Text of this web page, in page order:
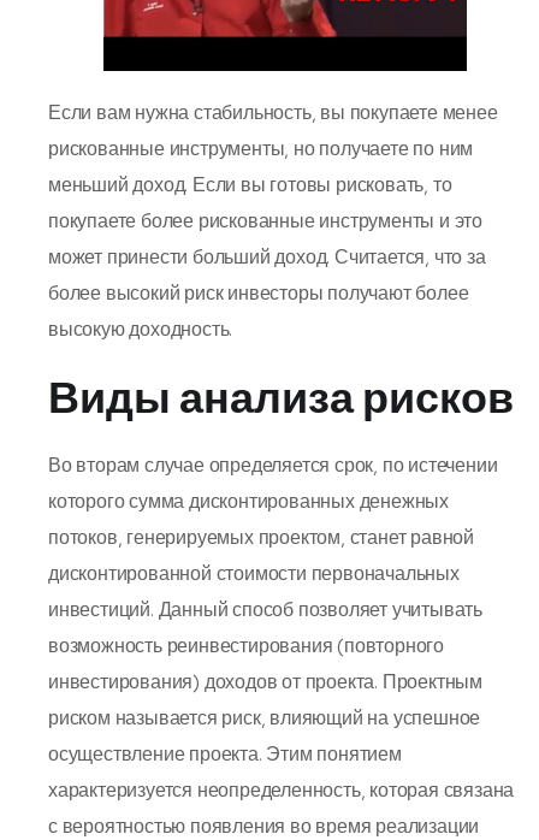
Если вам нужна стабильность, вы покупаете менее
рискованные инструменты, но получаете по ним
меньший доход. Если вы готовы рисковать, то
покупаете более рискованные инструменты и это
может принести больший доход. Считается, что за
более высокий риск инвесторы получают более
высокую доходность.
Виды анализа рисков
Во вторам случае определяется срок, по истечении
которого сумма дисконтированных денежных
потоков, генерируемых про­ектом, станет равной
дисконтированной стоимости первоначаль­ных
инвестиций. Данный способ позволяет учитывать
возмож­ность реинвестирования (повторного
инвестирования) доходов от проекта. Проектным
риском называется риск, влияющий на успешное
осуществление проекта. Этим понятием
характеризуется неопределенность, которая связана
с вероятностью появления во время реализации